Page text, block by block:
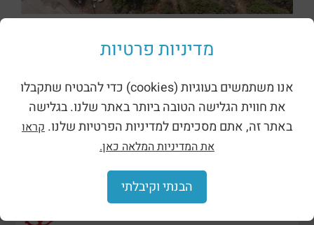
מדיניות פרטיות
אנו משתמשים בעוגיות (cookies) כדי להבטיח שתקבלו
את חווית הגלישה הטובה ביותר באתר שלנו. בגלישה
באתר זה, אתם מסכימים למדיניות הפרטיות שלנו. קראו
את המדיניות המלאה כאן.
הבנתי וקיבלתי